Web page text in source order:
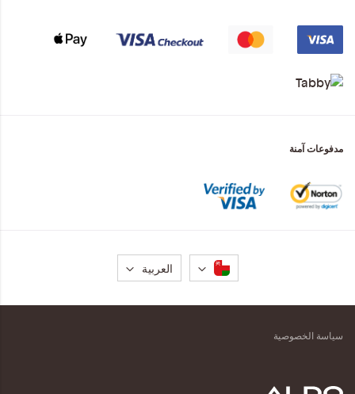
مدفوعات آمنة
لغة
العربية
سياسة الخصوصية